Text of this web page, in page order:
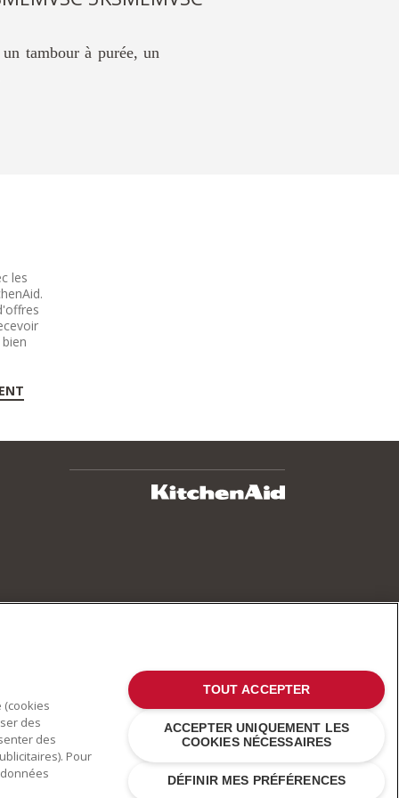
tambour à purée, un
les
des
des
Pour
DÉFINIR MES PRÉFÉRENCES
ACCEPTER UNIQUEMENT LES
COOKIES NÉCESSAIRES
TOUT ACCEPTER